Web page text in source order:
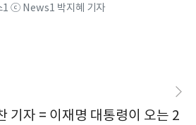
1 ⓒ News1 박지혜 기자
기자 = 이재명 대통령이 오는 2